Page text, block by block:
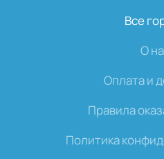
Все
О
Оплата и
Правила
Политика